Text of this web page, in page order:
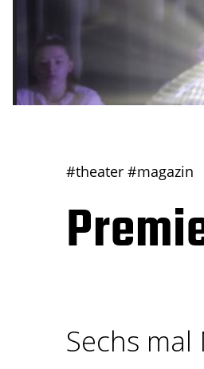
#theater #magazin
Sechs